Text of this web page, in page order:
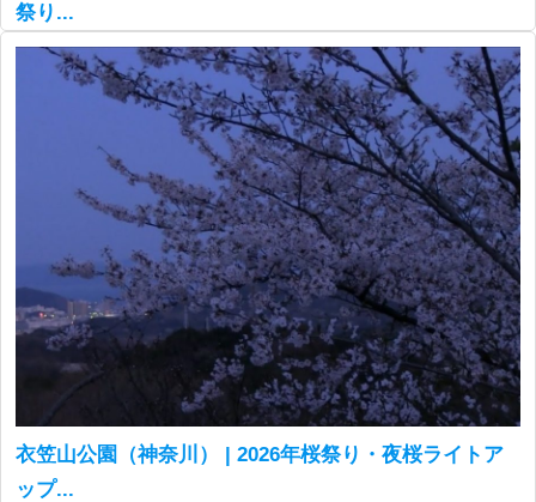
祭り...
衣笠山公園（神奈川） | 2026年桜祭り・夜桜ライトア
ップ...